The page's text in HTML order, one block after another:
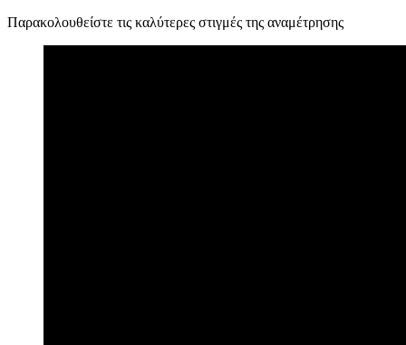
Παρακολουθείστε τις καλύτερες στιγμές της αναμέτρησης